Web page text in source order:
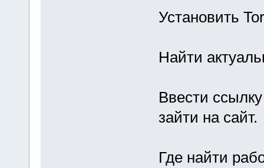
Установить
Найти
Ввести
зайти на сайт.
Где найти